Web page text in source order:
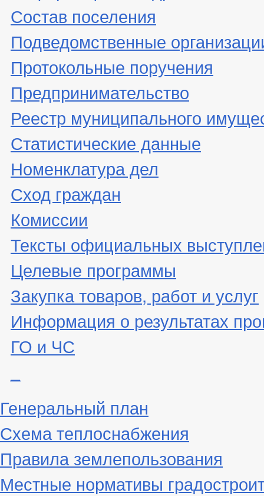
Состав поселения
Подведомственные
Протокольные поручения
Предпринимательство
Реестр муниципального
Статистические данные
Номенклатура дел
Сход граждан
Комиссии
Тексты официальных
Целевые программы
Закупка товаров, работ и услуг
Информация о результатах
ГО и ЧС
Генеральный план
Схема теплоснабжения
Правила землепользования
Местные нормативы